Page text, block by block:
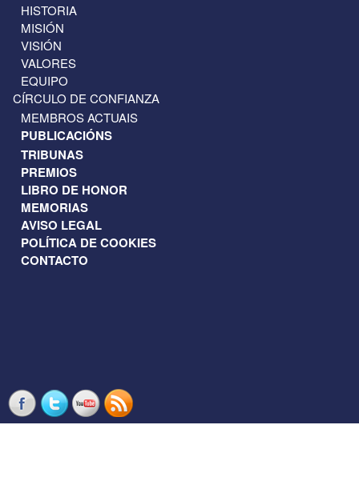
HISTORIA
MISIÓN
VISIÓN
VALORES
EQUIPO
CÍRCULO DE CONFIANZA
MEMBROS ACTUAIS
PUBLICACIÓNS
TRIBUNAS
PREMIOS
LIBRO DE HONOR
MEMORIAS
AVISO LEGAL
POLÍTICA DE COOKIES
CONTACTO